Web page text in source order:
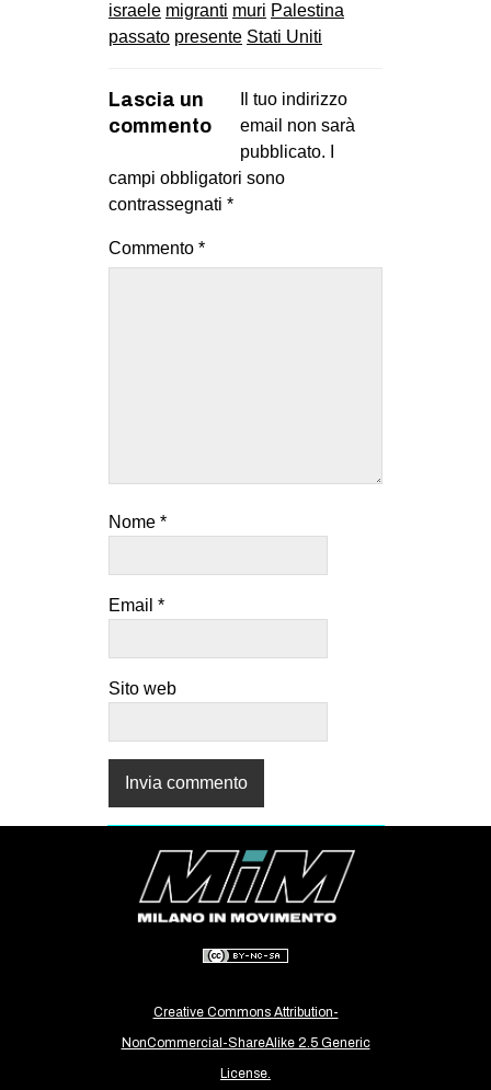
israele migranti muri Palestina
passato presente Stati Uniti
Lascia un
commento
Il tuo indirizzo
email non sarà
pubblicato.
campi obbligatori sono
contrassegnati *
Commento *
Nome *
Email *
Sito web
Creative Commons Attribution-
NonCommercial-ShareAlike 2.5 Generic
License.